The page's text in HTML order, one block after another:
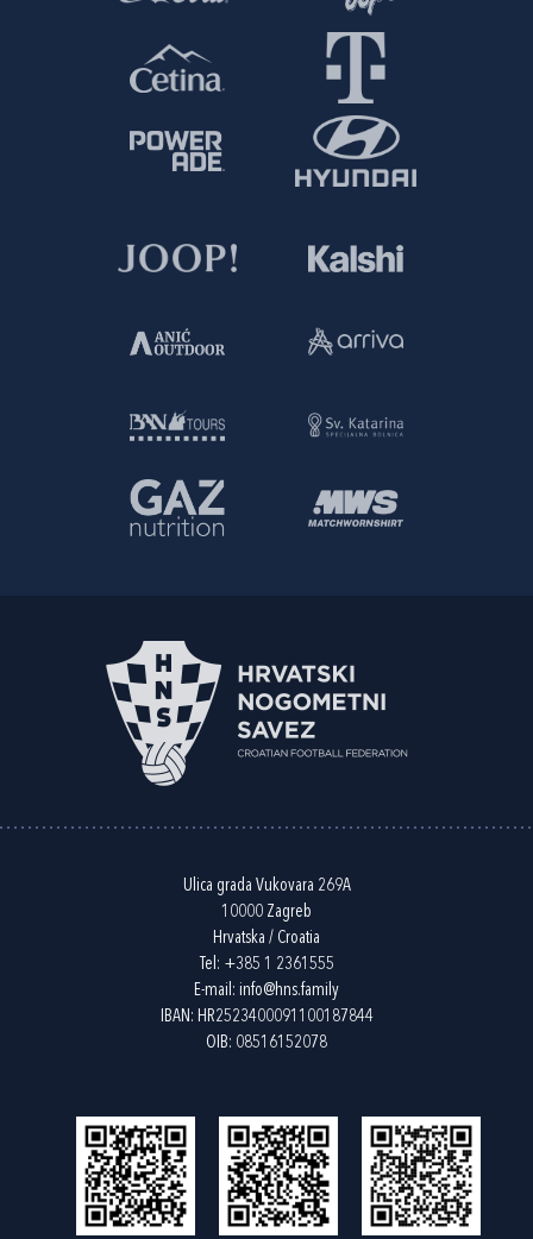
Ulica grada Vukovara 269A
10000 Zagreb
Hrvatska / Croatia
Tel: +385 1 2361555
E-mail: info@hns.family
IBAN: HR2523400091100187844
OIB: 08516152078